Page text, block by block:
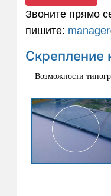
Звоните прямо
пишите:
Скрепление
Возможности